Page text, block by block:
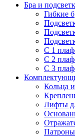
Бра и
Гибкие
С 1
С 2
С 3
Кольца
Лифты
Патроны